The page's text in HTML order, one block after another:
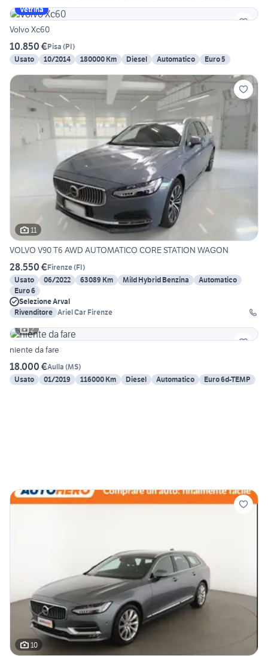
Vetrina
Volvo Xc60
10.850 €Pisa (PI)
Usato
10/2014 180000 Km Diesel Automatico Euro 5
11
VOLVO V90 T6 AWD AUTOMATICO CORE STATION WAGON
28.550 €Firenze(FI)
Usato
06/2022 63089 Km Mild Hybrid Benzina
Automatico
Euro 6
Selezione Arval
Rivenditore Ariel Car Firenze
2
niente da fare
18.000 €Aulla (MS)
Usato
01/2019 116000 Km Diesel Automatico Euro 6d-TEMP
10